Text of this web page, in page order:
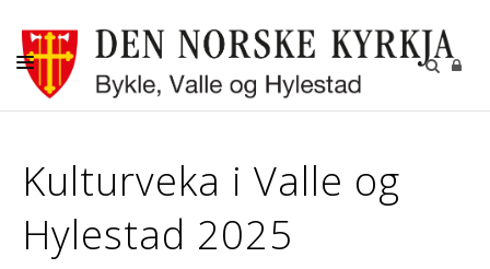
KYRKJER
KYRKJELYD
KONTAKT
Kulturveka i Valle og
Hylestad 2025